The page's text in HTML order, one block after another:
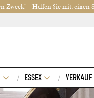
Zweck" – Helfen Sie mit,
ESSEX VERKAUF